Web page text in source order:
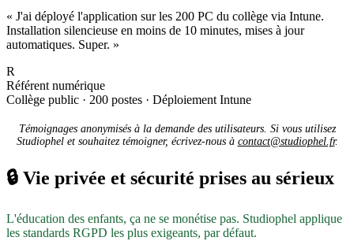
« J'ai déployé l'application sur les 200 PC du collège via Intune.
Installation silencieuse en moins de 10 minutes, mises à jour
automatiques. Super. »
R
Référent numérique
Collège public · 200 postes · Déploiement Intune
Témoignages anonymisés à la demande des utilisateurs. Si vous utilisez
Studiophel et souhaitez témoigner, écrivez-nous à contact@studiophel.fr.
🔒 Vie privée et sécurité prises au sérieux
L'éducation des enfants, ça ne se monétise pas. Studiophel applique
les standards RGPD les plus exigeants, par défaut.